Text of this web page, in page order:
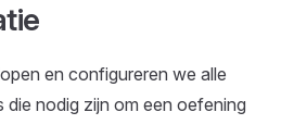
en configureren we alle
nodig zijn om een oefening